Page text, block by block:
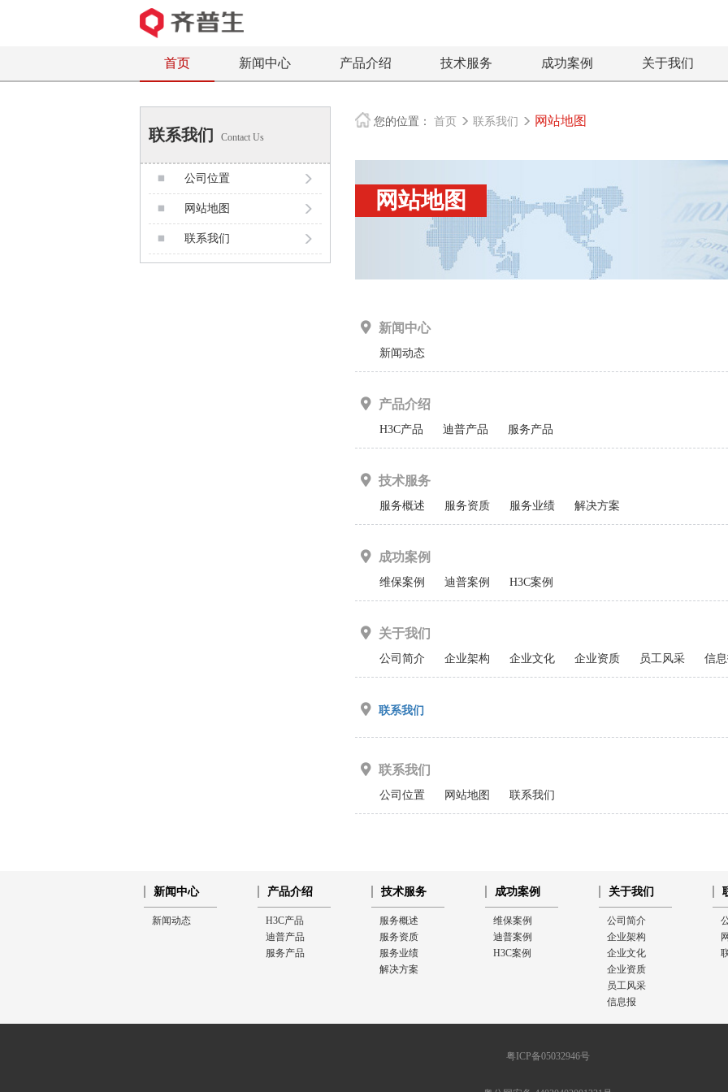
首页 新闻中心 产品介绍 技术服务 成功案例 关于我们
联系我们 Contact Us
公司位置
网站地图
联系我们
您的位置： 首页 联系我们 网站地图
网站地图
新闻中心
新闻动态
产品介绍
H3C产品 迪普产品 服务产品
技术服务
服务概述 服务资质 服务业绩 解决方案
成功案例
维保案例 迪普案例 H3C案例
关于我们
公司简介 企业架构 企业文化 企业资质 员工风采 信
联系我们
联系我们
公司位置 网站地图 联系我们
新闻中心
新闻动态
产品介绍
H3C产品
迪普产品
服务产品
技术服务
服务概述
服务资质
服务业绩
解决方案
成功案例
维保案例
迪普案例
H3C案例
关于我们
公司简介
企业架构
企业文化
企业资质
员工风采
信息报
粤ICP备05032946号